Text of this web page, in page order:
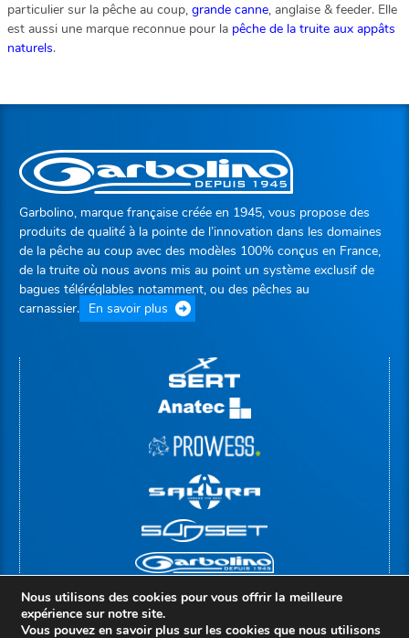
particulier sur la pêche au coup, grande canne, anglaise & feeder. Elle
est aussi une marque reconnue pour la pêche de la truite aux appâts
naturels.
Garbolino, marque française créée en 1945, vous propose des
produits de qualité à la pointe de l’innovation dans les domaines
de la pêche au coup avec des modèles 100% conçus en France,
de la truite où nous avons mis au point un système exclusif de
bagues téléréglables notamment, ou des pêches au
carnassier. En savoir plus
Nous utilisons des cookies pour vous offrir la meilleure
expérience sur notre site.
Vous pouvez en savoir plus sur les cookies que nous utilisons